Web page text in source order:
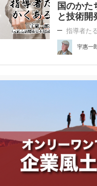
国のかた
と技術開
指導者た
宇惠一